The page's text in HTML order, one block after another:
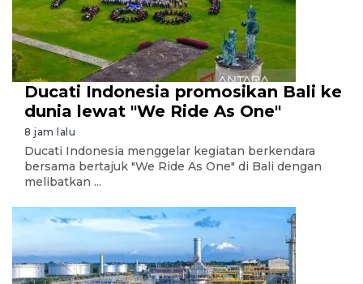
Ducati Indonesia promosikan Bali ke
dunia lewat "We Ride As One"
8 jam lalu
Ducati Indonesia menggelar kegiatan berkendara
bersama bertajuk "We Ride As One" di Bali dengan
melibatkan ...